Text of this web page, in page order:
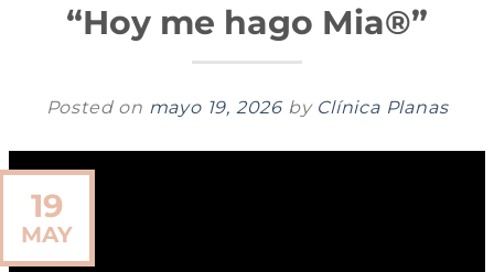
“Hoy me hago Mia®”
Posted on mayo 19, 2026 by Clínica Planas
19
MAY